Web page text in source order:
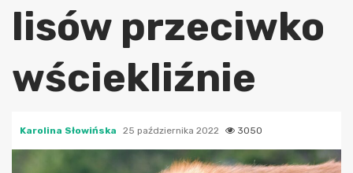
lisów przeciwko
wściekliźnie
Karolina Słowińska 25 października 2022 3050